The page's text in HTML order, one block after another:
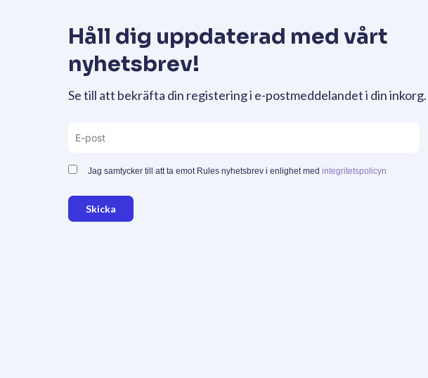
Håll dig uppdaterad med vårt
nyhetsbrev!
Se till att bekräfta din registering i e-postmeddelandet i din inkorg.
Jag samtycker till att ta emot Rules nyhetsbrev i enlighet med integritetspolicyn
Skicka